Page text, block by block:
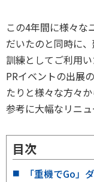
この4年間に様々な
だいたのと同時に
訓練としてご利用
PRイベントの出展
たりと様々な方々
参考に大幅なリニ
目次
「重機でGo」